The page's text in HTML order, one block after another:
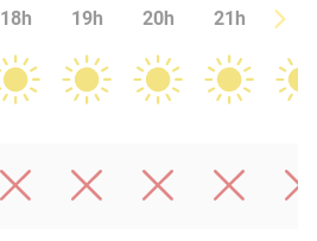
18h 19h 20h 21h 22h